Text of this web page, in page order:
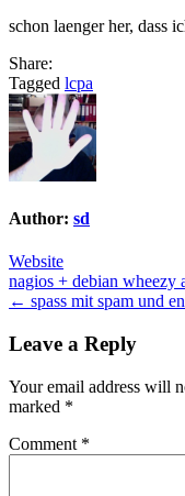
schon laenger her, dass
Share:
Tagged lcpa
Author: sd
Website
Post
navigation
nagios + debian wheezy
← spass mit spam und
Leave a Reply
Your email address will
marked *
Comment *